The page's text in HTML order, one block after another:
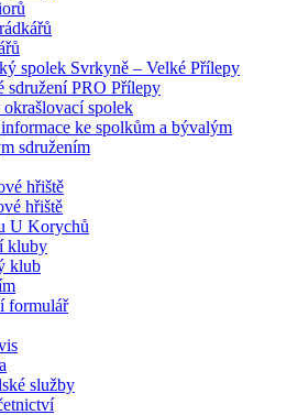
spolek Svrkyně – Velké Přílepy
sdružení PRO Přílepy
spolek
ke spolkům a bývalým
sdružením
hřiště
hřiště
U Korychů
kluby
klub
formulář
služby